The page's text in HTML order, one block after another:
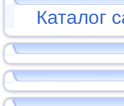
Каталог